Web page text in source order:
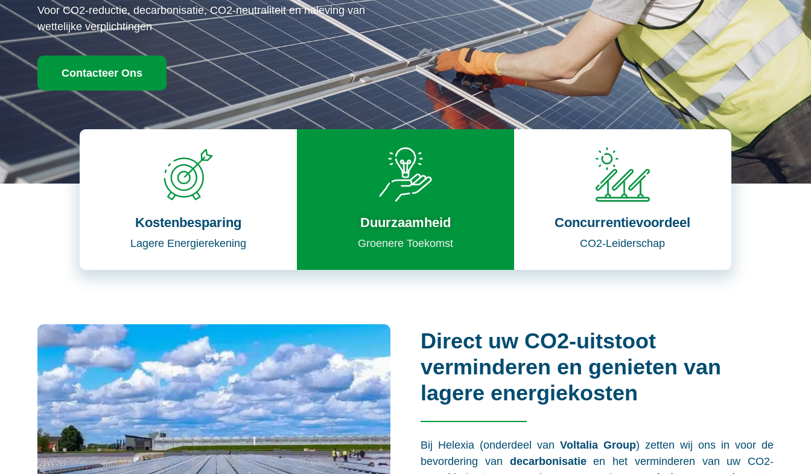
Voor CO2-reductie, decarbonisatie, CO2-neutraliteit en naleving van
wettelijke verplichtingen
Contacteer Ons
Kostenbesparing
Lagere Energierekening
Duurzaamheid
Groenere Toekomst
Concurrentievoordeel
CO2-Leiderschap
Direct uw CO2-uitstoot
verminderen en genieten van
lagere energiekosten
Bij Helexia (onderdeel van Voltalia Group) zetten wij ons in voor de
bevordering van decarbonisatieen het verminderen van uw CO2-